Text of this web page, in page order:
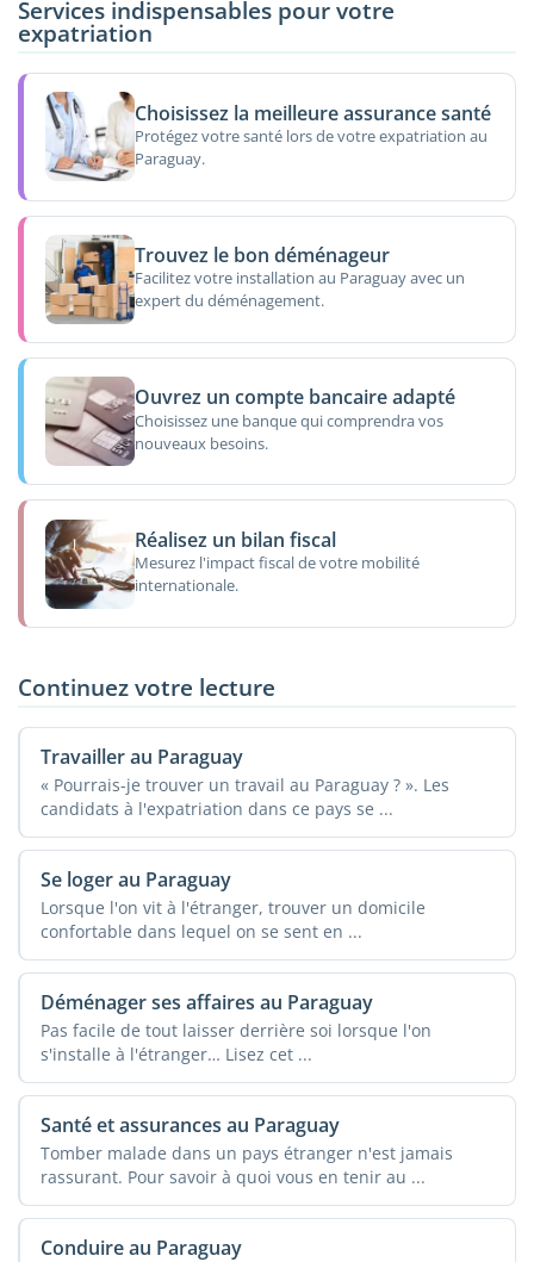
Services indispensables pour votre
expatriation
Choisissez la meilleure assurance santé
Protégez votre santé lors de votre expatriation au
Paraguay.
Trouvez le bon déménageur
Facilitez votre installation au Paraguay avec un
expert du déménagement.
Ouvrez un compte bancaire adapté
Choisissez une banque qui comprendra vos
nouveaux besoins.
Réalisez un bilan fiscal
Mesurez l'impact fiscal de votre mobilité
internationale.
Continuez votre lecture
Travailler au Paraguay
« Pourrais-je trouver un travail au Paraguay ? ». Les
candidats à l'expatriation dans ce pays se ...
Se loger au Paraguay
Lorsque l'on vit à l'étranger, trouver un domicile
confortable dans lequel on se sent en ...
Déménager ses affaires au Paraguay
Pas facile de tout laisser derrière soi lorsque l'on
s'installe à l'étranger… Lisez cet ...
Santé et assurances au Paraguay
Tomber malade dans un pays étranger n'est jamais
rassurant. Pour savoir à quoi vous en tenir au ...
Conduire au Paraguay